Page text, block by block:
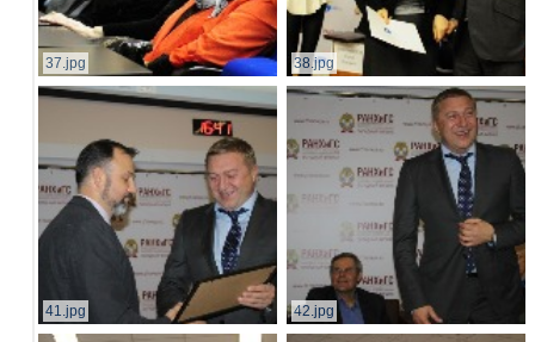
37.jpg 38.jpg
41.jpg 42.jpg